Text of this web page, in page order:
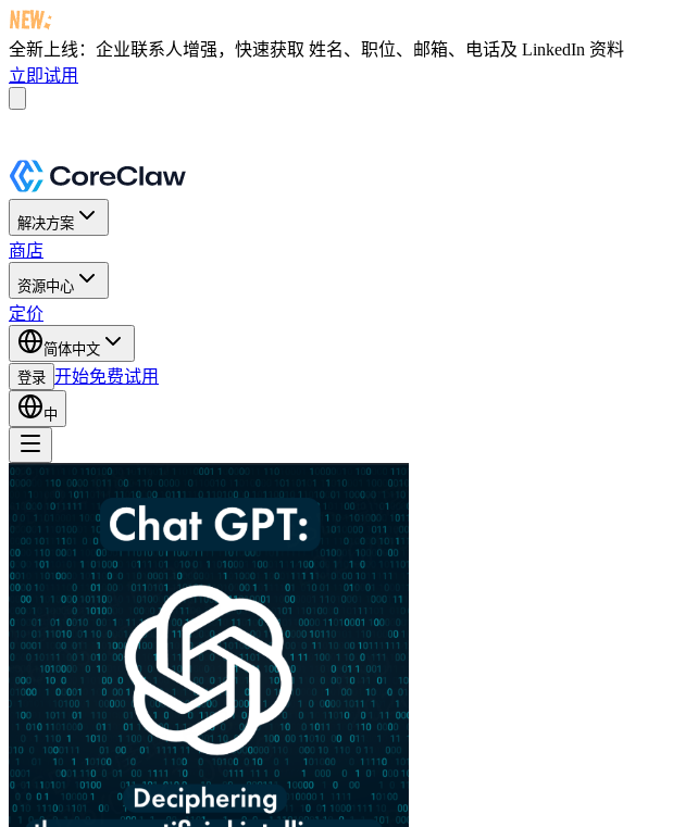
全新上线：企业联系人增强，快速获取 姓名、职位、邮箱、电话及 LinkedIn 资料
立即试用
解决方案
商店
资源中心
定价
简体中文
登录 开始免费试用
中